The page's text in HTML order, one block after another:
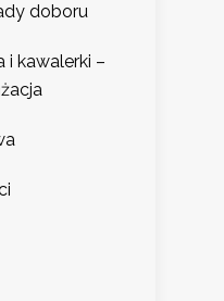
doboru
i kawalerki –